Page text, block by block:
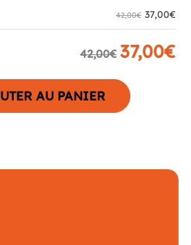
42,00€ 37,00€
42,00€ 37,00€
AU PANIER